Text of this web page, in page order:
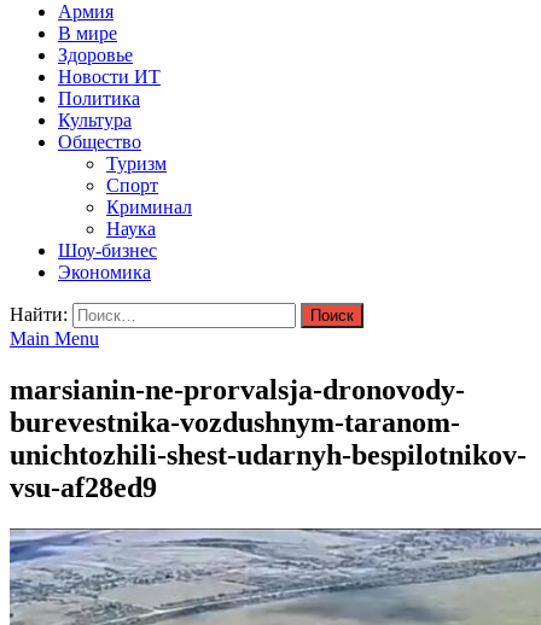
Армия
В мире
Здоровье
Новости ИТ
Политика
Культура
Общество
Туризм
Спорт
Криминал
Наука
Шоу-бизнес
Экономика
Найти:
Main Menu
marsianin-ne-prorvalsja-dronovody-
burevestnika-vozdushnym-taranom-
unichtozhili-shest-udarnyh-bespilotnikov-
vsu-af28ed9